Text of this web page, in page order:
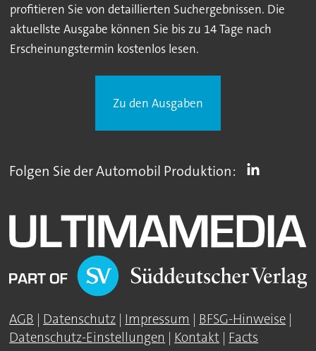
profitieren Sie von detaillierten Suchergebnissen. Die
aktuellste Ausgabe können Sie bis zu 14 Tage nach
Erscheinungstermin kostenlos lesen.
Zu den Ausgaben
Folgen Sie der Automobil Produktion:
AGB | Datenschutz | Impressum | BFSG-Hinweise |
Datenschutz-Einstellungen | Kontakt | Facts